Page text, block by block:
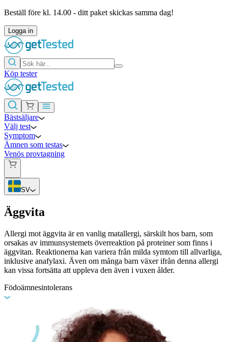
Beställ före kl. 14.00 - ditt paket skickas samma dag!
Logga in
Köp tester
Bästsäljare
Välj test
Symptom
Ämnen som testas
Venös provtagning
SV
Äggvita
Allergi mot äggvita är en vanlig matallergi, särskilt hos barn, som
orsakas av immunsystemets överreaktion på proteiner som finns i
äggvitan. Reaktionerna kan variera från milda symtom till allvarliga,
inklusive anafylaxi. Även om många barn växer ifrån denna allergi
kan vissa fortsätta att uppleva den även i vuxen ålder.
Födoämnesintolerans